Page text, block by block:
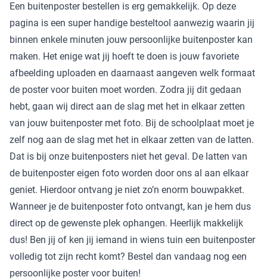
Een buitenposter bestellen is erg gemakkelijk. Op deze
pagina is een super handige besteltool aanwezig waarin jij
binnen enkele minuten jouw persoonlijke buitenposter kan
maken. Het enige wat jij hoeft te doen is jouw favoriete
afbeelding uploaden en daarnaast aangeven welk formaat
de poster voor buiten moet worden. Zodra jij dit gedaan
hebt, gaan wij direct aan de slag met het in elkaar zetten
van jouw buitenposter met foto. Bij de schoolplaat moet je
zelf nog aan de slag met het in elkaar zetten van de latten.
Dat is bij onze buitenposters niet het geval. De latten van
de buitenposter eigen foto worden door ons al aan elkaar
geniet. Hierdoor ontvang je niet zo’n enorm bouwpakket.
Wanneer je de buitenposter foto ontvangt, kan je hem dus
direct op de gewenste plek ophangen. Heerlijk makkelijk
dus! Ben jij of ken jij iemand in wiens tuin een buitenposter
volledig tot zijn recht komt? Bestel dan vandaag nog een
persoonlijke poster voor buiten!